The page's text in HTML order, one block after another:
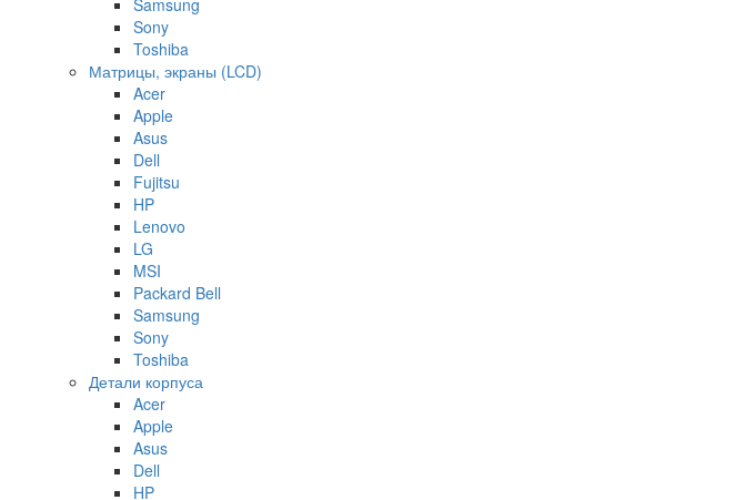
Sony
Toshiba
Матрицы, экраны (LCD)
Acer
Apple
Asus
Dell
Fujitsu
HP
Lenovo
LG
MSI
Packard Bell
Samsung
Sony
Toshiba
Детали корпуса
Acer
Apple
Asus
Dell
HP